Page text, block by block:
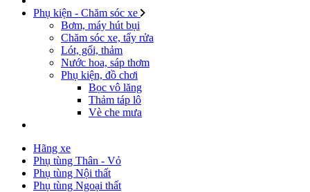
Phụ kiện - Chăm sóc xe
Bơm, máy hút bụi
Chăm sóc xe, tẩy rửa
Lót, gối, thảm
Nước hoa, sáp thơm
Phụ kiện, đồ chơi
Bọc vô lăng
Thảm táp lô
Vè che mưa
Hãng xe
Phụ tùng Thân - Vỏ
Phụ tùng Nội thất
Phụ tùng Ngoại thất